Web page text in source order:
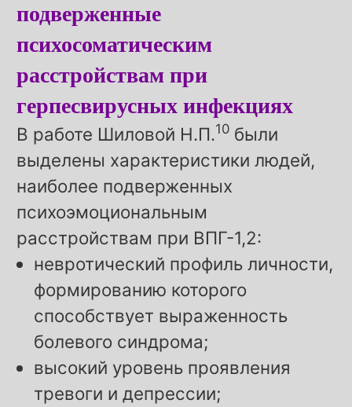
подверженные
психосоматическим
расстройствам при
герпесвирусных инфекциях
В работе Шиловой Н.П.10 были
выделены характеристики людей,
наиболее подверженных
психоэмоциональным
расстройствам при ВПГ-1,2:
невротический профиль личности,
формированию которого
способствует выраженность
болевого синдрома;
высокий уровень проявления
тревоги и депрессии;